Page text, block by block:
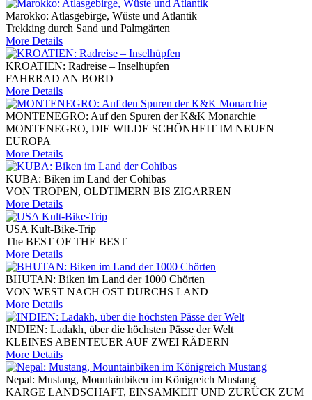
Marokko: Atlasgebirge, Wüste und Atlantik
Trekking durch Sand und Palmgärten
More Details
KROATIEN: Radreise – Inselhüpfen
FAHRRAD AN BORD
More Details
MONTENEGRO: Auf den Spuren der K&K Monarchie
MONTENEGRO, DIE WILDE SCHÖNHEIT IM NEUEN
EUROPA
More Details
KUBA: Biken im Land der Cohibas
VON TROPEN, OLDTIMERN BIS ZIGARREN
More Details
USA Kult-Bike-Trip
The BEST OF THE BEST
More Details
BHUTAN: Biken im Land der 1000 Chörten
VON WEST NACH OST DURCHS LAND
More Details
INDIEN: Ladakh, über die höchsten Pässe der Welt
KLEINES ABENTEUER AUF ZWEI RÄDERN
More Details
Nepal: Mustang, Mountainbiken im Königreich Mustang
KARGE LANDSCHAFT, EINSAMKEIT UND ZURÜCK ZUM